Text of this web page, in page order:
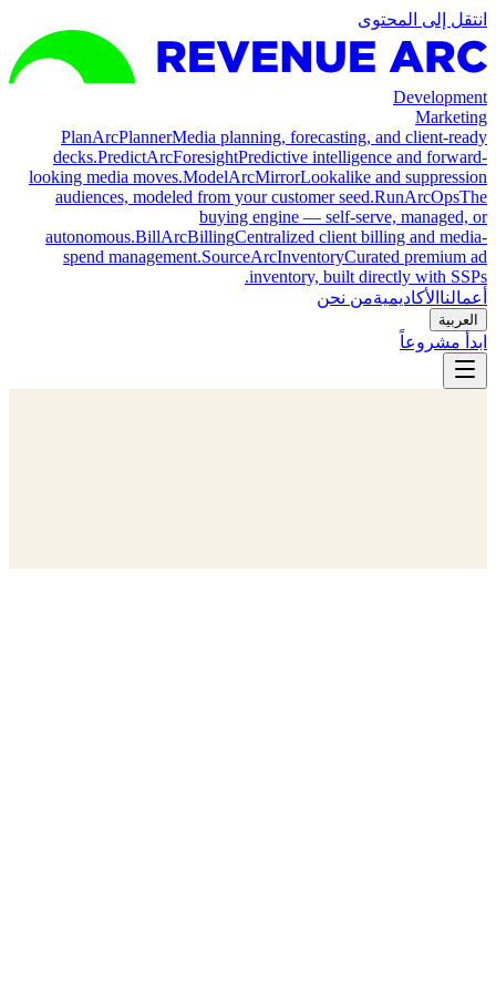
انتقل إلى المحتوى
Development
Marketing
PlanArcPlannerMedia planning, forecasting, and client-ready
decks.PredictArcForesightPredictive intelligence and forward-
looking media moves.ModelArcMirrorLookalike and suppression
audiences, modeled from your customer seed.RunArcOpsThe
buying engine — self-serve, managed, or
autonomous.BillArcBillingCentralized client billing and media-
spend management.SourceArcInventoryCurated premium ad
inventory, built directly with SSPs.
أعمالنا الأكاديميةمن نحن
العربية
ابدأ مشروعاً